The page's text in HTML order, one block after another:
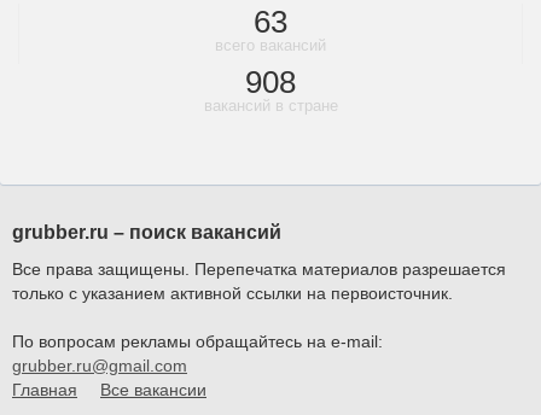
63
всего вакансий
908
вакансий в стране
grubber.ru – поиск вакансий
Все права защищены. Перепечатка материалов разрешается
только с указанием активной ссылки на первоисточник.
По вопросам рекламы обращайтесь на e-mail:
grubber.ru@gmail.com
Главная
Все вакансии